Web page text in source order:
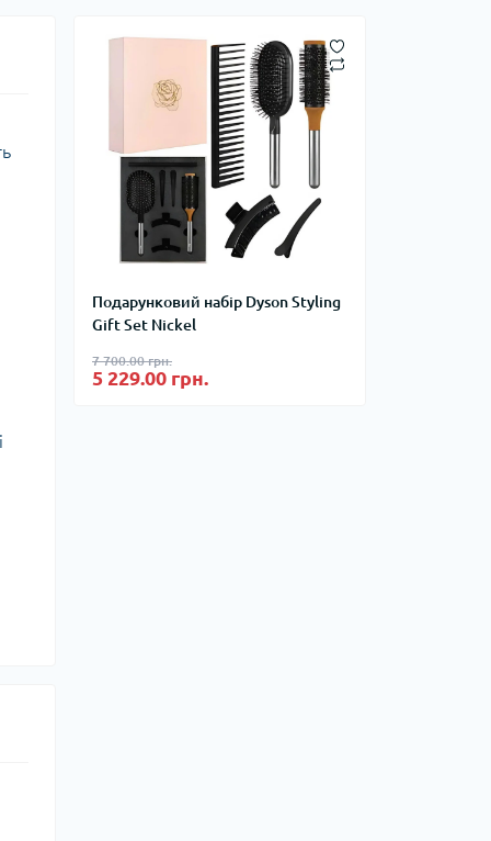
Подарунковий набір Dyson Styling
Gift Set Nickel
7 700.00 грн.
5 229.00 грн.